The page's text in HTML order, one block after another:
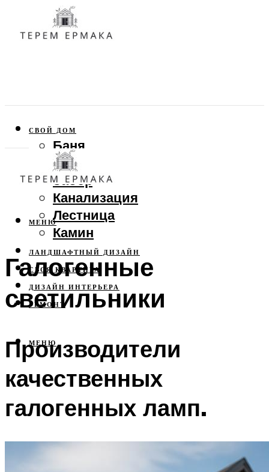
СВОЙ ДОМ
Баня
Веранда
Забор
Канализация
Лестница
Камин
ЛАНДШАФТНЫЙ ДИЗАЙН
СВОЯ КВАРТИРА
ДИЗАЙН ИНТЕРЬЕРА
РЕМОНТ
МЕНЮ
МЕНЮ
Галогенные
светильники
Производители
качественных
галогенных ламп.